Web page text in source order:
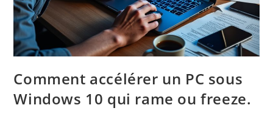
Comment accélérer un PC sous
Windows 10 qui rame ou freeze.